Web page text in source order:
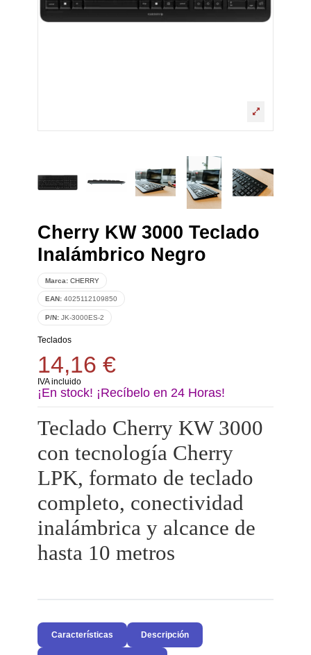
Cherry KW 3000 Teclado
Inalámbrico Negro
Marca: CHERRY
EAN: 4025112109850
P/N: JK-3000ES-2
Teclados
14,16 €
IVA incluido
¡En stock! ¡Recíbelo en 24 Horas!
Teclado Cherry KW 3000
con tecnología Cherry
LPK, formato de teclado
completo, conectividad
inalámbrica y alcance de
hasta 10 metros
Características Descripción